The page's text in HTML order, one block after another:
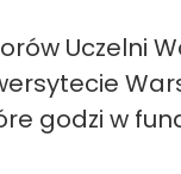
Uczelni
godzi w